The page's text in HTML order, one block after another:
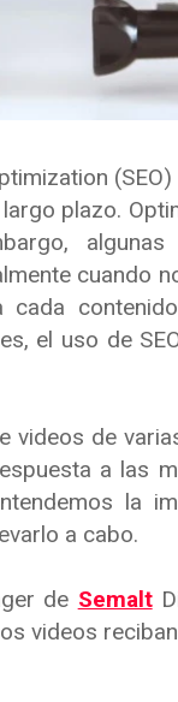
plazo.
cuando
cada
el uso de
videos de
a las
la
a cabo.
de Semalt
videos